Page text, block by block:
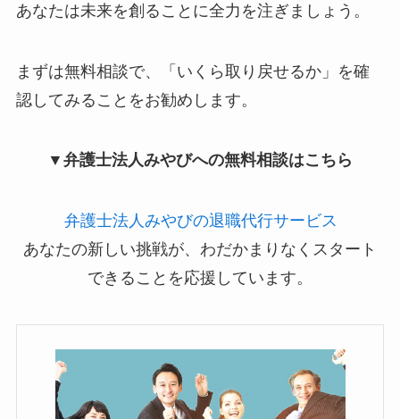
あなたは未来を創ることに全力を注ぎましょう。
まずは無料相談で、「いくら取り戻せるか」を確
認してみることをお勧めします。
▼弁護士法人みやびへの無料相談はこちら
弁護士法人みやびの退職代行サービス
あなたの新しい挑戦が、わだかまりなくスタート
できることを応援しています。